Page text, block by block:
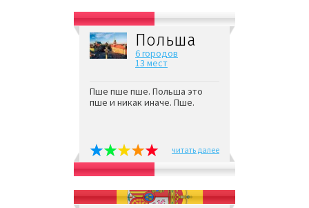
Польша
6 городов
13 мест
Пше пше пше. Польша это
пше и никак иначе. Пше.
читать далее